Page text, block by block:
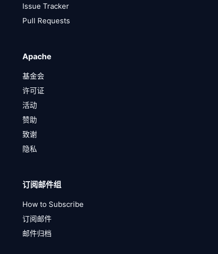
Issue Tracker
Pull Requests
Apache
基金会
许可证
活动
赞助
致谢
隐私
订阅邮件组
How to Subscribe
订阅邮件
邮件归档